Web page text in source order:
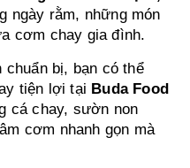
ngày rằm, những món
cơm chay gia đình.
chuẩn bị, bạn có thể
tiện lợi tại Buda Food
cá chay, sườn non
cơm nhanh gọn mà